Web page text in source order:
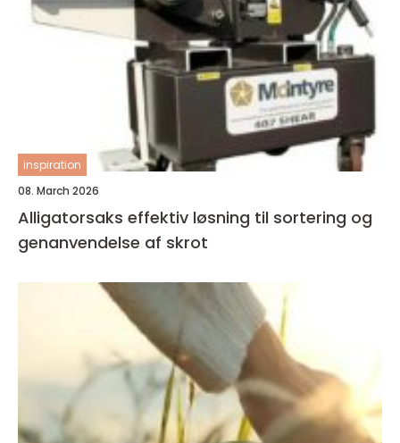
inspiration
08. March 2026
Alligatorsaks effektiv løsning til sortering og
genanvendelse af skrot